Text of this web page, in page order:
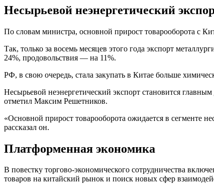
Несырьевой неэнергетический
По словам министра, основной прирост товарооборота с
Так, только за восемь месяцев этого года экспорт
24%, продовольствия — на 11%.
РФ, в свою очередь, стала закупать в Китае больше
Несырьевой неэнергетический экспорт становится
отметил Максим Решетников.
«Основной прирост товарооборота ожидается в сегменте
рассказал он.
Платформенная экономика
В повестку торгово-экономического сотрудничества
товаров на китайский рынок и поиск новых сфер